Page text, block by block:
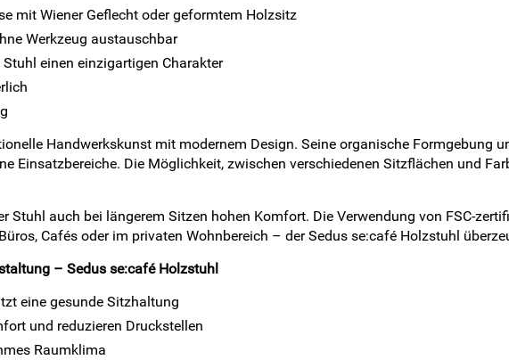
mit Wiener Geflecht oder geformtem Holzsitz
Werkzeug austauschbar
einen einzigartigen Charakter
Handwerkskunst mit modernem Design. Seine organische Formgebung
Einsatzbereiche. Die Möglichkeit, zwischen verschiedenen Sitzflächen und
Stuhl auch bei längerem Sitzen hohen Komfort. Die Verwendung von FSC-
Cafés oder im privaten Wohnbereich – der Sedus se:café Holzstuhl
– Sedus se:café Holzstuhl
eine gesunde Sitzhaltung
und reduzieren Druckstellen
Raumklima